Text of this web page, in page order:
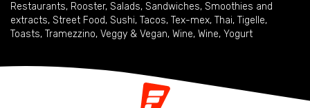
Restaurants, Rooster, Salads, Sandwiches, Smoothies and
extracts, Street Food, Sushi, Tacos, Tex-mex, Thai, Tigelle,
Toasts, Tramezzino, Veggy & Vegan, Wine, Wine, Yogurt